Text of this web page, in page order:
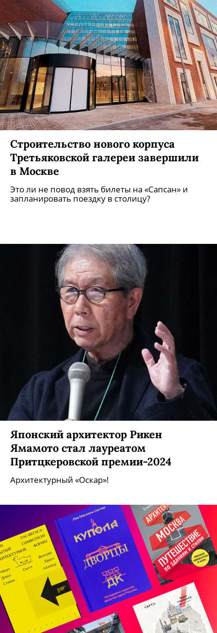
Строительство нового корпуса
Третьяковской галереи завершили
в Москве
Это ли не повод взять билеты на «Сапсан» и
запланировать поездку в столицу?
Японский архитектор Рикен
Ямамото стал лауреатом
Притцкеровской премии-2024
Архитектурный «Оскар»!